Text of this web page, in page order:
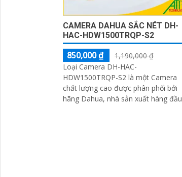
CAMERA DAHUA SẮC NÉT DH-
HAC-HDW1500TRQP-S2
850,000 ₫
1,190,000 ₫
Loại Camera DH-HAC-
HDW1500TRQP-S2 là một Camera
chất lượng cao được phân phối bởi
hãng Dahua, nhà sản xuất hàng đầu